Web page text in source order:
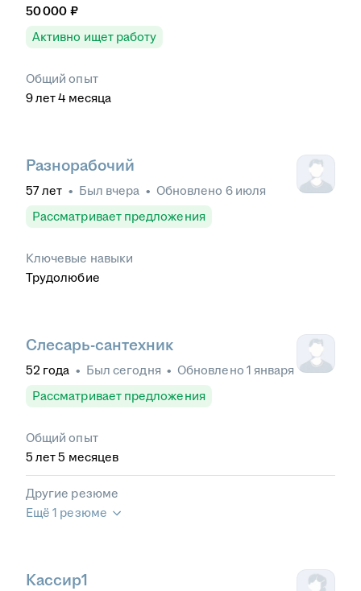
50 000 ₽
Активно ищет работу
Общий опыт
9лет 4 месяца
Разнорабочий
57лет • Был вчера • Обновлено 6 июля
Рассматривает предложения
Ключевые навыки
Трудолюбие
Слесарь-сантехник
52 года • Был сегодня • Обновлено 1 января
Рассматривает предложения
Общий опыт
5 лет 5 месяцев
Другие резюме
Ещё 1 резюме
Кассир1